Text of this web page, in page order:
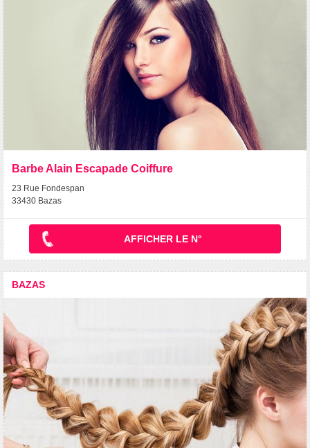
Barbe Alain Escapade Coiffure
23 Rue Fondespan
33430 Bazas
AFFICHER LE N°
BAZAS